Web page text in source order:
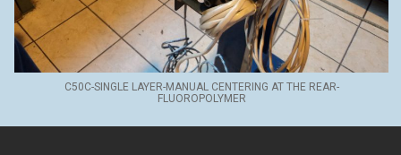
C50C-SINGLE LAYER-MANUAL CENTERING AT THE REAR-
FLUOROPOLYMER